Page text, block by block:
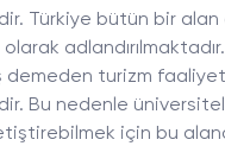
Türkiye bütün bir alan
demeden turizm
Bu nedenle
için bu